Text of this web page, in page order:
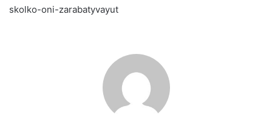
skolko-oni-zarabatyvayut